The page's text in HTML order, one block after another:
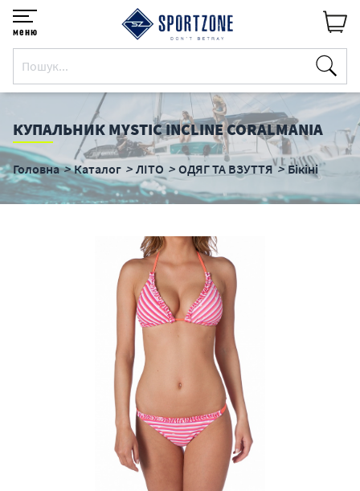
меню
КУПАЛЬНИК MYSTIC INCLINE CORALMANIA
Головна Каталог ЛІТО ОДЯГ ТА ВЗУТТЯ Бікіні